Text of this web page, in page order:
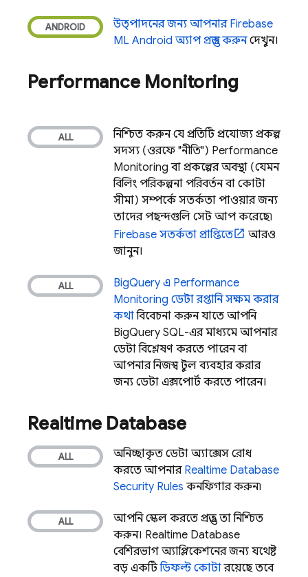
উত্পাদনের জন্য আপনার Firebase
ML Android অ্যাপ প্রস্তুত করুনদেখুন।
Performance Monitoring
নিশ্চিত করুন যে প্রতিটি প্রযোজ্য প্রকল্প
সদস্য (ওরফে "নীতি") Performance
Monitoring বা প্রকল্পের অবস্থা (যেমন
বিলিং পরিকল্পনা পরিবর্তন বা কোটা
সীমা) সম্পর্কে সতর্কতা পাওয়ার জন্য
তাদের পছন্দগুলি সেট আপ করেছে৷
Firebase সতর্কতা প্রাপ্তিতে
আরও
জানুন।
BigQuery এ Performance
Monitoring ডেটা রপ্তানি সক্ষম করার
কথাবিবেচনা করুন যাতে আপনি
BigQuery SQL-এর মাধ্যমে আপনার
ডেটা বিশ্লেষণ করতে পারেন বা
আপনার নিজস্ব টুল ব্যবহার করার
জন্য ডেটা এক্সপোর্ট করতে পারেন।
Realtime Database
অনিচ্ছাকৃত ডেটা অ্যাক্সেস রোধ
করতে আপনার Realtime Database
Security Rules কনফিগার করুন৷
আপনি স্কেল করতে প্রস্তুত তা নিশ্চিত
করুন। Realtime Database
বেশিরভাগ অ্যাপ্লিকেশনের জন্য যথেষ্ট
বড় একটিডিফল্ট কোটারয়েছে, তবে